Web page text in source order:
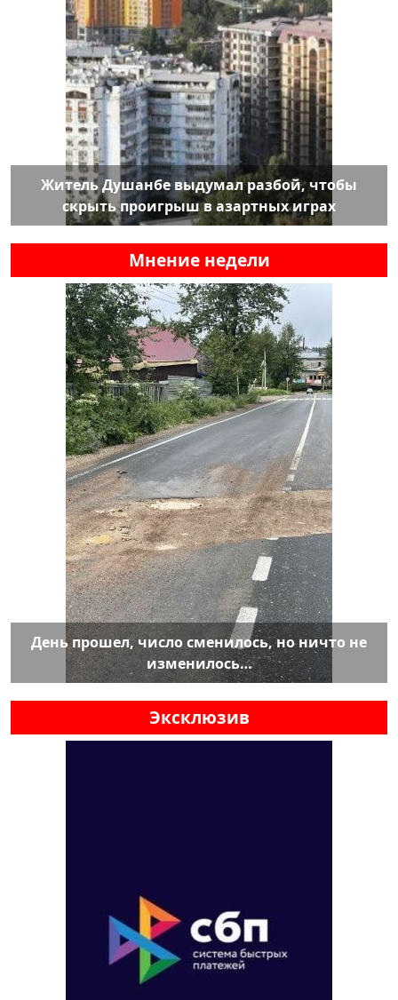
Житель Душанбе выдумал разбой, чтобы
скрыть проигрыш в азартных играх
Мнение недели
День прошел, число сменилось, но ничто не
изменилось…
Эксклюзив